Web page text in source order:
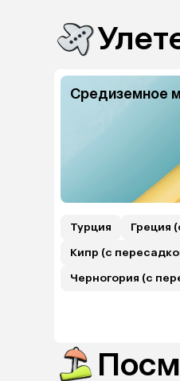
Средиземное
Турция
Греция
Кипр (с
Черногория (с